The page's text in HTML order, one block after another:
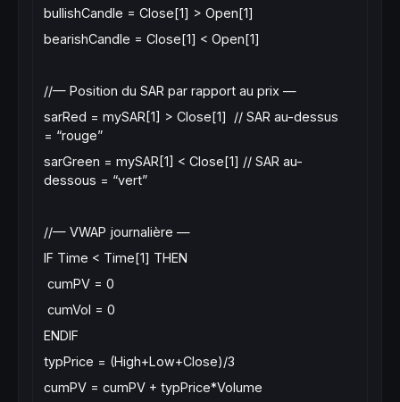
bullishCandle = Close[1] > Open[1]
bearishCandle = Close[1] < Open[1]
//— Position du SAR par rapport au prix —
sarRed = mySAR[1] > Close[1] // SAR au-dessus
= “rouge”
sarGreen = mySAR[1] < Close[1] // SAR au-
dessous = “vert”
//— VWAP journalière —
IF Time < Time[1] THEN
cumPV = 0
cumVol = 0
ENDIF
typPrice = (High+Low+Close)/3
cumPV = cumPV + typPrice*Volume